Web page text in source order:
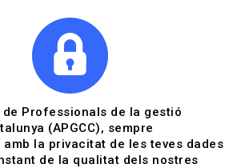
dia?
Professionals de la gestió
(APGCC), sempre
amb la privacitat de les teves dades
de la qualitat dels nostres